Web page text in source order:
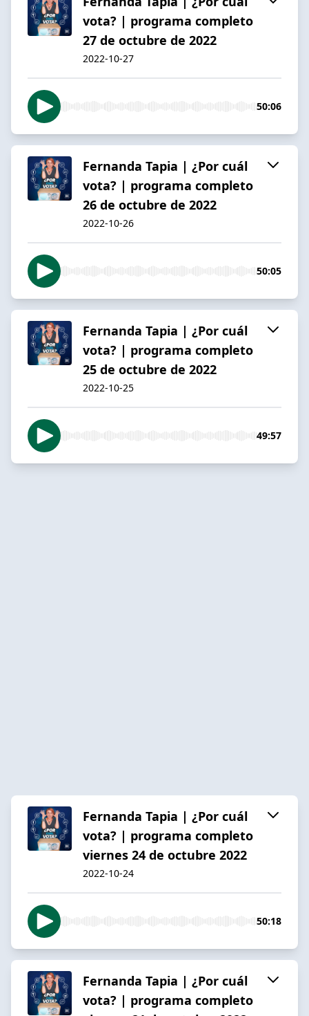
vota? | programa completo
27 de octubre de 2022
2022-10-27
50:06
Fernanda Tapia | ¿Por cuál
vota? | programa completo
26 de octubre de 2022
2022-10-26
50:05
Fernanda Tapia | ¿Por cuál
vota? | programa completo
25 de octubre de 2022
2022-10-25
49:57
Fernanda Tapia | ¿Por cuál
vota? | programa completo
viernes 24 de octubre 2022
2022-10-24
50:18
Fernanda Tapia | ¿Por cuál
vota? | programa completo